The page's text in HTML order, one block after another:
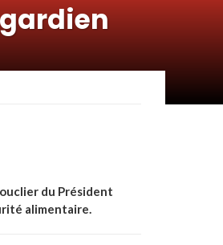
du Président
alimentaire.